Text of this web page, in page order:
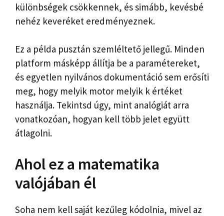
különbségek csökkennek, és simább, kevésbé
nehéz keveréket eredményeznek.
Ez a példa pusztán szemléltető jellegű. Minden
platform másképp állítja be a paramétereket,
és egyetlen nyilvános dokumentáció sem erősíti
meg, hogy melyik motor melyik k értéket
használja. Tekintsd úgy, mint analógiát arra
vonatkozóan, hogyan kell több jelet együtt
átlagolni.
Ahol ez a matematika
valójában él
Soha nem kell saját kezűleg kódolnia, mivel az